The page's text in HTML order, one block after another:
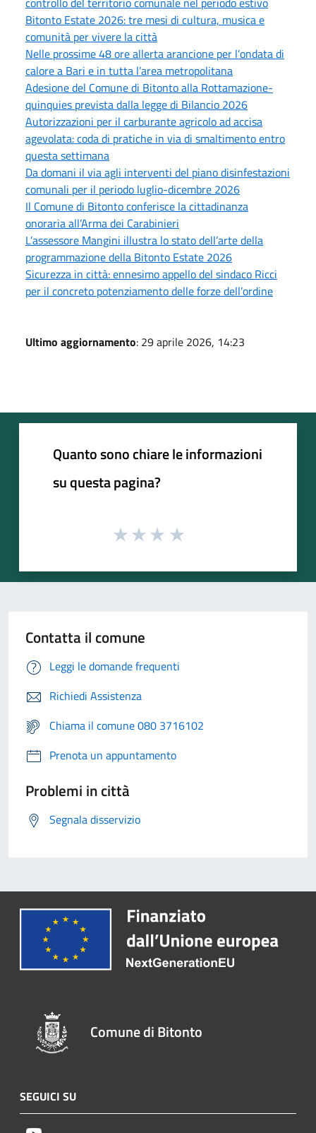
Bitonto Estate 2026: tre mesi di cultura, musica e
comunità per vivere la città
Nelle prossime 48 ore allerta arancione per l’ondata di
calore a Bari e in tutta l’area metropolitana
Adesione del Comune di Bitonto alla Rottamazione-
quinquies prevista dalla legge di Bilancio 2026
Autorizzazioni per il carburante agricolo ad accisa
agevolata: coda di pratiche in via di smaltimento entro
questa settimana
Da domani il via agli interventi del piano disinfestazioni
comunali per il periodo luglio-dicembre 2026
Il Comune di Bitonto conferisce la cittadinanza
onoraria all’Arma dei Carabinieri
L’assessore Mangini illustra lo stato dell’arte della
programmazione della Bitonto Estate 2026
Sicurezza in città: ennesimo appello del sindaco Ricci
per il concreto potenziamento delle forze dell’ordine
Ultimo aggiornamento: 29 aprile 2026, 14:23
Quanto sono chiare le informazioni
su questa pagina?
Contatta il comune
Leggi le domande frequenti
Richiedi Assistenza
Chiama il comune 080 3716102
Prenota un appuntamento
Problemi in città
Segnala disservizio
Comune di Bitonto
SEGUICI SU